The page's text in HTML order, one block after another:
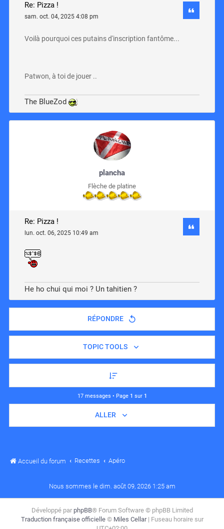
Re: Pizza !
sam. oct. 04, 2025 4:08 pm
Voilà pourquoi ces putains d'inscription fantôme...
Patwon, à toi de jouer ..
The BlueZod
plancha
Flèche de platine
Re: Pizza !
lun. oct. 06, 2025 10:49 am
He ho chui qui moi ? Un tahitien ?
RÉPONDRE
TOPIC TOOLS
17 messages • Page 1 sur 1
ALLER
Accueil du forum Recettes Apéro
Nous sommes le dim. août 09, 2026 1:25 am
Développé par phpBB® Forum Software © phpBB Limited
Traduction française officielle© Miles Cellar | Fuseau horaire sur